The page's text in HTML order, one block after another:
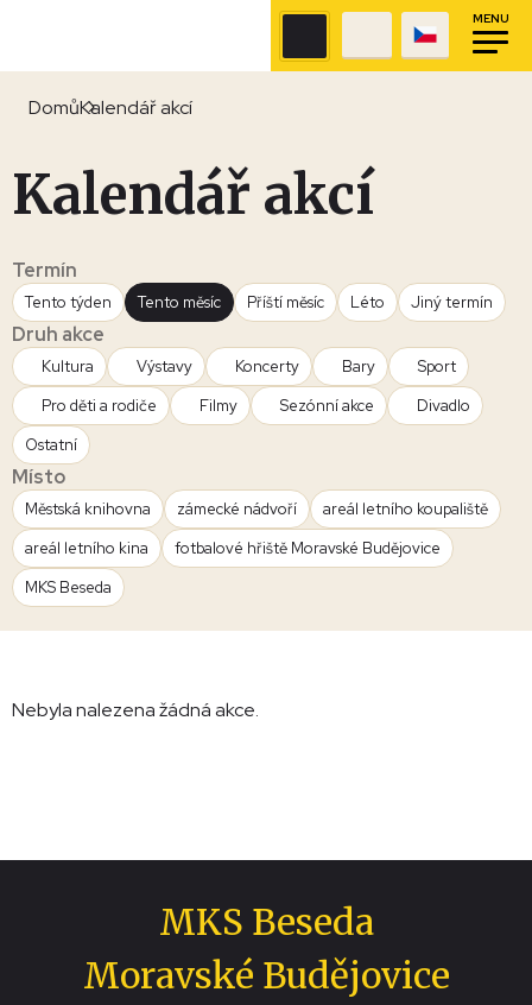
MENU
DomůKalendář akcí
Kalendář akcí
Termín
Tento týden Tento měsíc Příští měsíc Léto Jiný termín
Druh akce
Kultura Výstavy Koncerty Bary
Sport
Pro děti a rodiče
Filmy Sezónní akce
Divadlo
Ostatní
Místo
Městská knihovna zámecké nádvoří
areál letního koupaliště
areál letního kina
fotbalové hřiště Moravské Budějovice
MKS Beseda
Nebyla nalezena žádná akce.
MKS Beseda
Moravské Budějovice